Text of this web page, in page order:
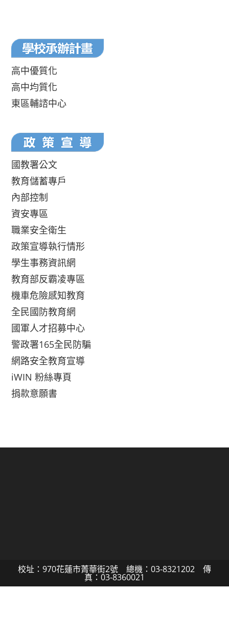
高中優質化
高中均質化
東區輔諮中心
國教署公文
教育儲蓄專戶
內部控制
資安專區
職業安全衛生
政策宣導執行情形
學生事務資訊網
教育部反霸凌專區
機車危險感知教育
全民國防教育網
國軍人才招募中心
警政署165全民防騙
網路安全教育宣導
iWIN 粉絲專頁
捐款意願書
校址：970花蓮市菁華街2號 總機：03-8321202 傳
真：03-8360021